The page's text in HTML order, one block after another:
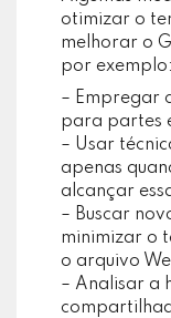
otimizar o
melhorar o
por exemplo:
– Empregar
para partes
– Usar
apenas
alcançar
– Buscar
minimizar o
o arquivo
– Analisar a